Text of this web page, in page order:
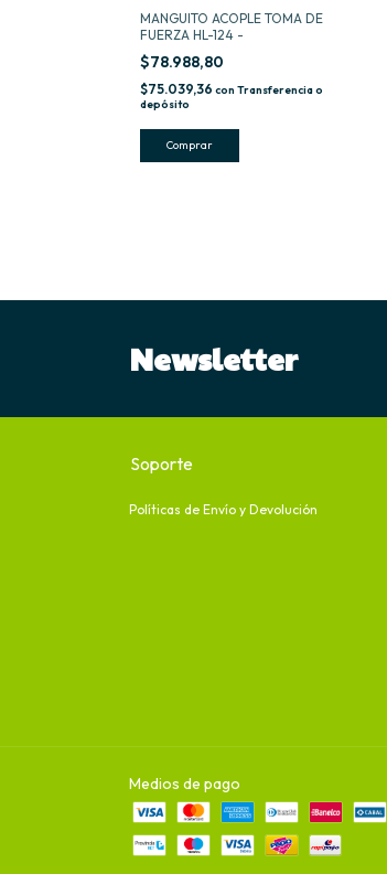
MANGUITO ACOPLE TOMA DE
FUERZA HL-124 -
$78.988,80
$75.039,36 con Transferencia o
depósito
Newsletter
Soporte
Políticas de Envío y Devolución
Medios de pago